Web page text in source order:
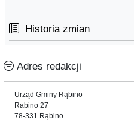
Historia zmian
Adres redakcji
Urząd Gminy Rąbino
Rabino 27
78-331 Rąbino